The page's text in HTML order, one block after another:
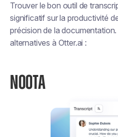
Trouver le bon outil de
significatif sur la productivité
précision de la
alternatives à Otter.ai :
NOOTA